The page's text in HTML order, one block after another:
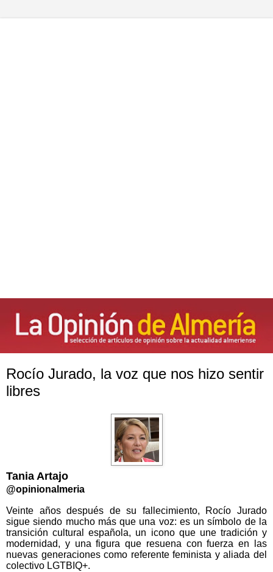
Rocío Jurado, la voz que nos hizo sentir
libres
Tania Artajo
@opinionalmeria
Veinte años después de su fallecimiento, Rocío Jurado
sigue siendo mucho más que una voz: es un símbolo de la
transición cultural española, un icono que une tradición y
modernidad, y una figura que resuena con fuerza en las
nuevas generaciones como referente feminista y aliada del
colectivo LGTBIQ+.